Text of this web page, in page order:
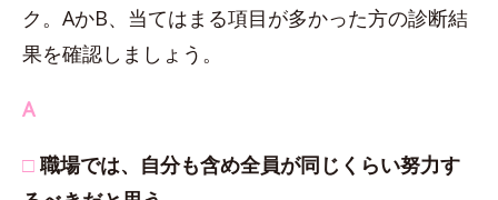
ク。AかB、当てはまる項目が多かった方の診断結
果を確認しましょう。
A
□ 職場では、自分も含め全員が同じくらい努力す